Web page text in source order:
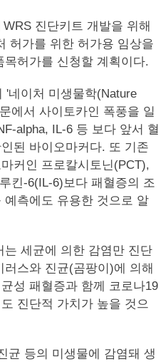
진단키트 개발을 위해
허가를 위한 허가용 임상을
허가를 신청할 계획이다.
'네이처 미생물학(Nature
에서 사이토카인 폭풍을 일
alpha, IL-6 등 보다 앞서 혈
된 바이오마커다. 또 기존
커인 프로칼시토닌(PCT),
킨-6(IL-6)보다 패혈증의 조
측에도 유용한 것으로 알
세균에 의한 감염만 진단
스와 진균(곰팡이)에 의해
성 패혈증과 함께 코로나19
진단적 가치가 높을 것으
균 등의 미생물에 감염돼 생